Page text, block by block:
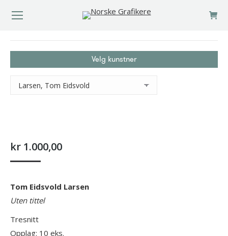
Velg kunstner
kr 1.000,00
Tom Eidsvold Larsen
Uten tittel
Tresnitt
Opplag: 10 eks.